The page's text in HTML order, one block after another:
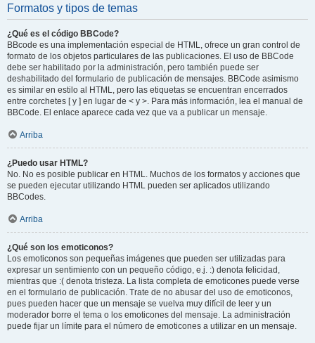
Formatos y tipos de temas
¿Qué es el código BBCode?
BBcode es una implementación especial de HTML, ofrece un gran control de
formato de los objetos particulares de las publicaciones. El uso de BBCode
debe ser habilitado por la administración, pero también puede ser
deshabilitado del formulario de publicación de mensajes. BBCode asimismo
es similar en estilo al HTML, pero las etiquetas se encuentran encerrados
entre corchetes [ y ] en lugar de < y >. Para más información, lea el manual de
BBCode. El enlace aparece cada vez que va a publicar un mensaje.
Arriba
¿Puedo usar HTML?
No. No es posible publicar en HTML. Muchos de los formatos y acciones que
se pueden ejecutar utilizando HTML pueden ser aplicados utilizando
BBCodes.
Arriba
¿Qué son los emoticonos?
Los emoticonos son pequeñas imágenes que pueden ser utilizadas para
expresar un sentimiento con un pequeño código, e.j. :) denota felicidad,
mientras que :( denota tristeza. La lista completa de emoticones puede verse
en el formulario de publicación. Trate de no abusar del uso de emoticonos,
pues pueden hacer que un mensaje se vuelva muy difícil de leer y un
moderador borre el tema o los emoticones del mensaje. La administración
puede fijar un límite para el número de emoticones a utilizar en un mensaje.